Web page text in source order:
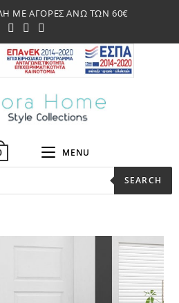
ΜΕ ΑΓΟΡΕΣ ΑΝΩ ΤΩΝ 60€
MENU
SEARCH